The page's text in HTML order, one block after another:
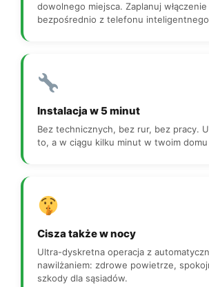
dowolnego miejsca. Zaplanuj włączenie
bezpośrednio z telefonu
Instalacja w 5 minut
Bez technicznych, bez rur, bez pracy.
to, a w ciągu kilku minut w twoim domu
Cisza także w nocy
Ultra-dyskretna operacja z
nawilżaniem: zdrowe powietrze,
szkody dla sąsiadów.